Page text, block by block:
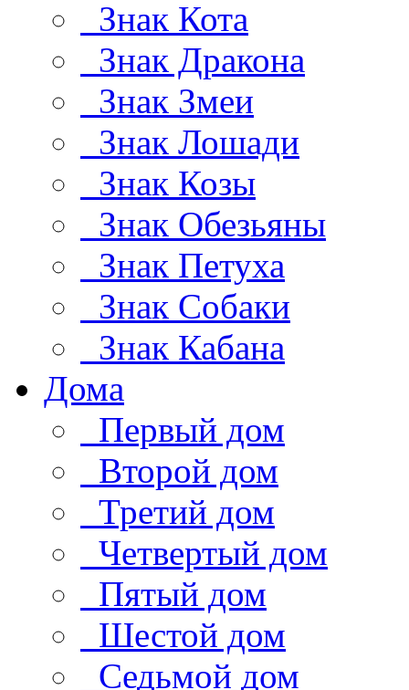
Знак Кота
Знак Дракона
Знак Змеи
Знак Лошади
Знак Козы
Знак Обезьяны
Знак Петуха
Знак Собаки
Знак Кабана
Дома
Первый дом
Второй дом
Третий дом
Четвертый дом
Пятый дом
Шестой дом
Седьмой дом